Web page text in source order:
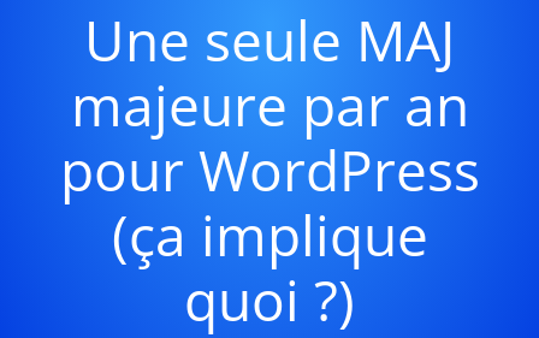
Une seule MAJ
majeure par an
pour WordPress
(ça implique
quoi ?)